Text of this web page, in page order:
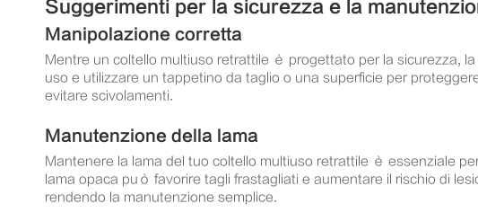
Suggerimenti per la sicurezza e la
Manipolazione corretta
Mentre un coltello multiuso retrattile è progettato per la sicurezza,
uso e utilizzare un tappetino da taglio o una superficie per
evitare scivolamenti.
Manutenzione della lama
Mantenere la lama del tuo coltello multiuso retrattile è essenziale
lama opaca può favorire tagli frastagliati e aumentare il rischio di
rendendo la manutenzione semplice.